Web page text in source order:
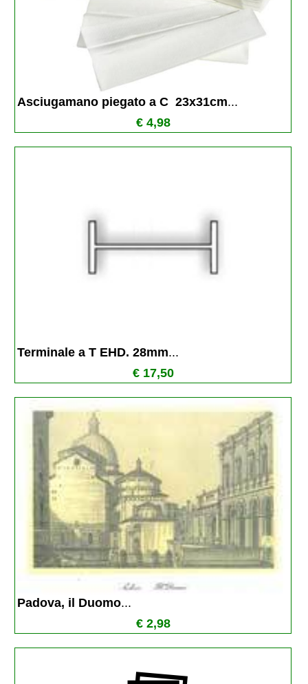
Asciugamano piegato a C  23x31cm...
€ 4,98
Terminale a T EHD. 28mm...
€ 17,50
Padova, il Duomo...
€ 2,98